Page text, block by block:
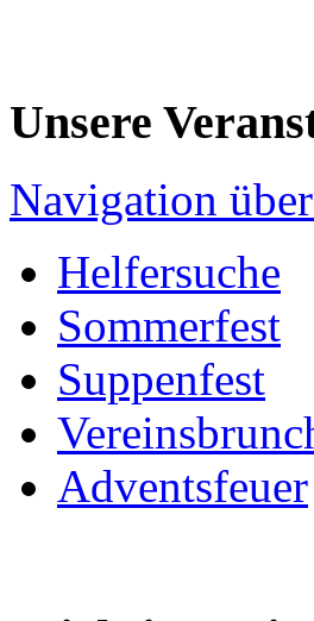
Unsere
Navigation
Helfersuche
Sommerfest
Suppenfest
Adventsfeuer